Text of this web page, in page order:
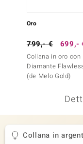
Collection
Oro
799,- € 699,-
Collana in oro con
Diamante
(de Melo Gold)
Collana in